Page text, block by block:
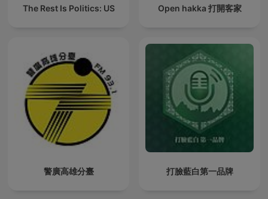
The Rest Is Politics: US Open hakka 打開客家
警廣高雄分臺 打臉藍白第一品牌